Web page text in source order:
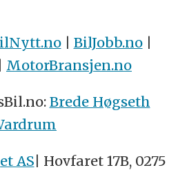
| BilJobb.no|
| MotorBransjen.no
Brede Høgseth
AS| Hovfaret 17B, 0275